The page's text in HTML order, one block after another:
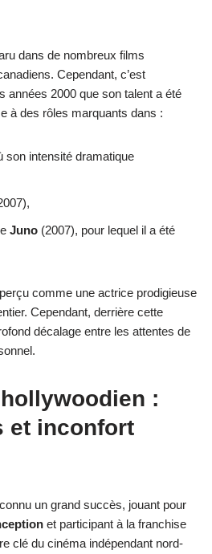
dans de nombreux films
Cependant, c’est
années 2000 que son talent a été
à des rôles marquants dans :
son intensité dramatique
Juno (2007), pour lequel il a été
comme une actrice prodigieuse
Cependant, derrière cette
décalage entre les attentes de
:
et inconfort
un grand succès, jouant pour
et participant à la franchise
clé du cinéma indépendant nord-